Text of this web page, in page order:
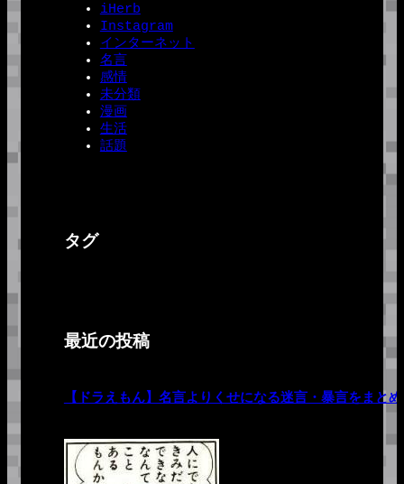
iHerb
Instagram
インターネット
名言
感情
未分類
漫画
生活
話題
タグ
最近の投稿
【ドラえもん】名言よりくせになる迷言・暴言をまと